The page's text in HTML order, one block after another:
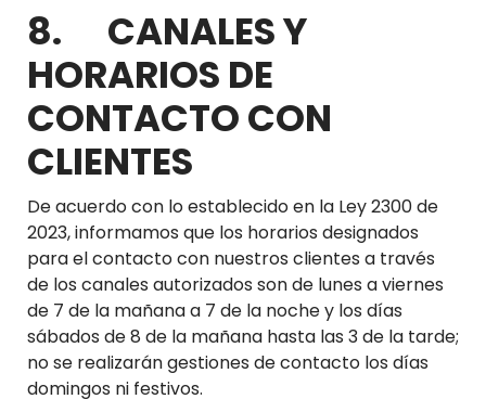
8. CANALES Y
HORARIOS DE
CONTACTO CON
CLIENTES
De acuerdo con lo establecido en la Ley 2300 de
2023, informamos que los horarios designados
para el contacto con nuestros clientes a través
de los canales autorizados son de lunes a viernes
de 7 de la mañana a 7 de la noche y los días
sábados de 8 de la mañana hasta las 3 de la tarde;
no se realizarán gestiones de contacto los días
domingos ni festivos.